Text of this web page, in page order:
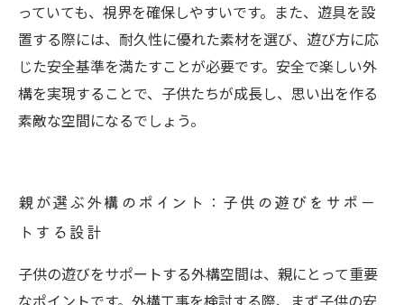
っていても、視界を確保しやすいです。また、遊具を設
置する際には、耐久性に優れた素材を選び、遊び方に応
じた安全基準を満たすことが必要です。安全で楽しい外
構を実現することで、子供たちが成長し、思い出を作る
素敵な空間になるでしょう。
親が選ぶ外構のポイント：子供の遊びをサポー
トする設計
子供の遊びをサポートする外構空間は、親にとって重要
なポイントです。外構工事を検討する際、まず子供の安